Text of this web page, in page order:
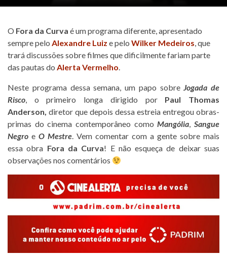
O Fora da Curva é um programa diferente, apresentado
sempre pelo Alexandre Luiz e pelo Wilker Medeiros, que
trará discussões sobre filmes que dificilmente fariam parte
das pautas do Alerta Vermelho.
Neste programa dessa semana, um papo sobreJogada de
Risco, o primeiro longa dirigido por Paul Thomas
Anderson, diretor que depois dessa estreia entregou obras-
primas do cinema contemporâneo comoMangólia,Sangue
Negro e O Mestre. Vem comentar com a gente sobre mais
essa obra Fora da Curva! E não esqueça de deixar suas
observações nos comentários